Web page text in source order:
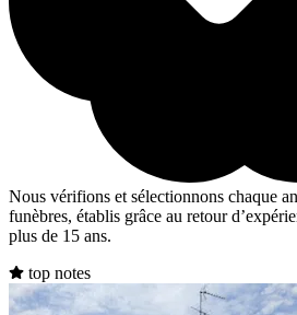
Nous vérifions et sélectionnons chaque
funèbres, établis grâce au retour
plus de 15 ans.
top notes